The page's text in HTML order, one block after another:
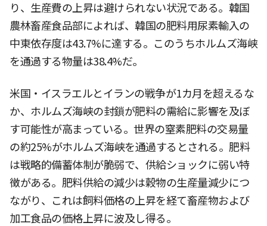
り、生産費の上昇は避けられない状況である。韓国
農林畜産食品部によれば、韓国の肥料用尿素輸入の
中東依存度は43.7%に達する。このうちホルムズ海峡
を通過する物量は38.4%だ。
米国・イスラエルとイランの戦争が1カ月を超えるな
か、ホルムズ海峡の封鎖が肥料の需給に影響を及ぼ
す可能性が高まっている。世界の窒素肥料の交易量
の約25%がホルムズ海峡を通過するとされる。肥料
は戦略的備蓄体制が脆弱で、供給ショックに弱い特
徴がある。肥料供給の減少は穀物の生産量減少につ
ながり、これは飼料価格の上昇を経て畜産物および
加工食品の価格上昇に波及し得る。